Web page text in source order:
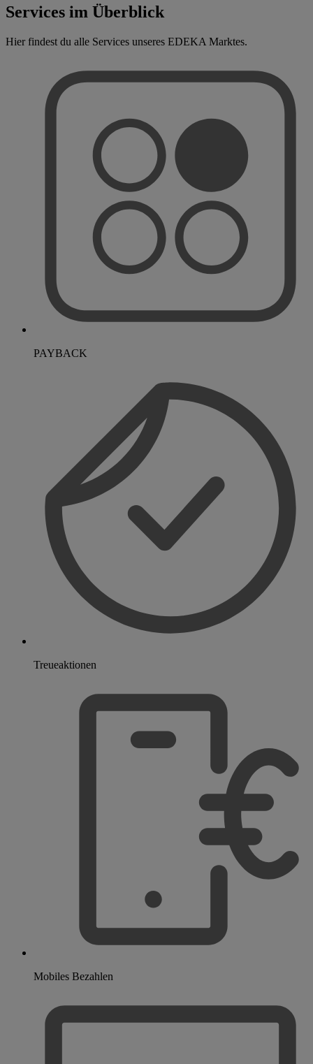
Services im Überblick
Hier findest du alle Services unseres EDEKA Marktes.
PAYBACK
Treueaktionen
Mobiles Bezahlen